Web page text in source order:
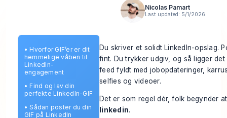
Nicolas Pamart
Last updated: 5/1/2026
• Hvorfor GIF’er er dit
hemmelige våben til
LinkedIn-
engagement
• Find og lav din
perfekte LinkedIn-GIF
•Sådan poster du din
GIF på LinkedIn
Du skriver et solidt LinkedIn-opslag.
fint. Du trykker udgiv, og så ligger
feed fyldt med jobopdateringer,
selfies og videoer.
Det er som regel dér, folk begynder
linkedin.